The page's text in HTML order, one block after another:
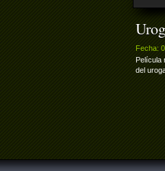
Fecha:
Película
del